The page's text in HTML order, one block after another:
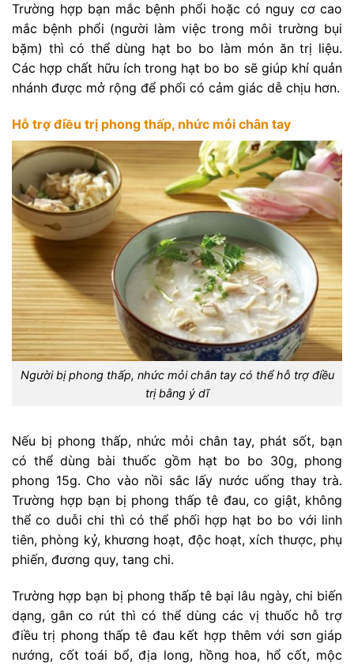
Trường hợp bạn mắc bệnh phổi hoặc có nguy cơ cao
mắc bệnh phổi (người làm việc trong môi trường bụi
bặm) thì có thể dùng hạt bo bo làm món ăn trị liệu.
Các hợp chất hữu ích trong hạt bo bo sẽ giúp khí quản
nhánh được mở rộng để phổi có cảm giác dễ chịu hơn.
Hỗ trợ điều trị phong thấp, nhức mỏi chân tay
Người bị phong thấp, nhức mỏi chân tay có thể hỗ trợ điều
trị bằng ý dĩ
Nếu bị phong thấp, nhức mỏi chân tay, phát sốt, bạn
có thể dùng bài thuốc gồm hạt bo bo 30g, phong
phong 15g. Cho vào nồi sắc lấy nước uống thay trà.
Trường hợp bạn bị phong thấp tê đau, co giật, không
thể co duỗi chi thì có thể phối hợp hạt bo bo với linh
tiên, phòng kỷ, khương hoạt, độc hoạt, xích thược, phụ
phiến, đương quy, tang chi.
Trường hợp bạn bị phong thấp tê bại lâu ngày, chi biến
dạng, gân co rút thì có thể dùng các vị thuốc hỗ trợ
điều trị phong thấp tê đau kết hợp thêm với sơn giáp
nướng, cốt toái bổ, địa long, hồng hoa, hổ cốt, mộc